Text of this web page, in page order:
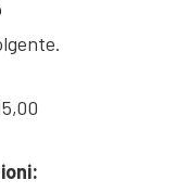
Sacra
pubbliche
d’Artista